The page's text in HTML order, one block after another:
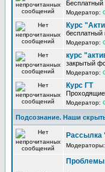
Бесплатный
Модератор:
Курс
бесплатный
Модератор:
курс
закрытый
Модератор:
Курс ГТ
Проходящие
Модератор:
Подсознание. Наши
Рассылка
Модераторы:
Проблемы